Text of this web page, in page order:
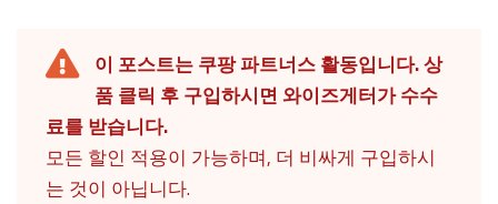
이 포스트는 쿠팡 파트너스 활동입니다. 상
품 클릭 후 구입하시면 와이즈게터가 수수
료를 받습니다.
모든 할인 적용이 가능하며, 더 비싸게 구입하시
는 것이 아닙니다.